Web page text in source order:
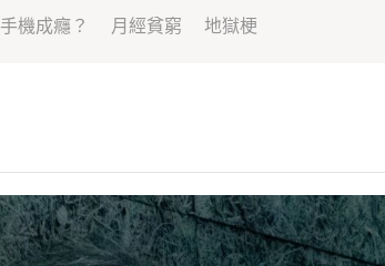
手機成癮？ 月經貧窮 地獄梗